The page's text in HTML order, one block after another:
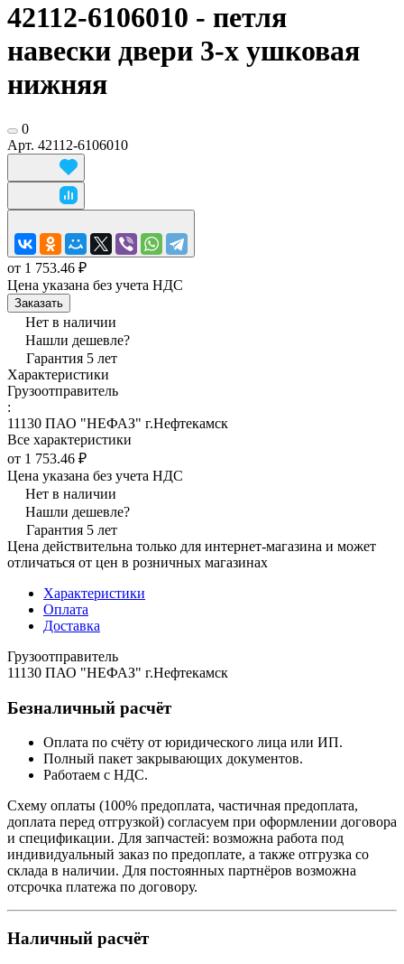
42112-6106010 - петля
навески двери 3-х ушковая
нижняя
0
Арт. 42112-6106010
от 1 753.46 ₽
Цена указана без учета НДС
Заказать
Нет в наличии
Нашли дешевле?
Гарантия 5 лет
Характеристики
Грузоотправитель
:
11130 ПАО "НЕФАЗ" г.Нефтекамск
Все характеристики
от 1 753.46 ₽
Цена указана без учета НДС
Нет в наличии
Нашли дешевле?
Гарантия 5 лет
Цена действительна только для интернет-магазина и может
отличаться от цен в розничных магазинах
Характеристики
Оплата
Доставка
Грузоотправитель
11130 ПАО "НЕФАЗ" г.Нефтекамск
Безналичный расчёт
Оплата по счёту от юридического лица или ИП.
Полный пакет закрывающих документов.
Работаем с НДС.
Схему оплаты (100% предоплата, частичная предоплата,
доплата перед отгрузкой) согласуем при оформлении договора
и спецификации. Для запчастей: возможна работа под
индивидуальный заказ по предоплате, а также отгрузка со
склада в наличии. Для постоянных партнёров возможна
отсрочка платежа по договору.
Наличный расчёт